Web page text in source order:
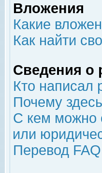
Вложения
Какие
Как найти
Сведения о
Кто написал
Почему
С кем можно
или
Перевод FAQ